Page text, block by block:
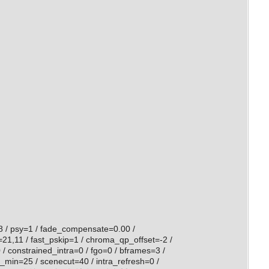
/ psy=1 / fade_compensate=0.00 /
/ fast_pskip=1 / chroma_qp_offset=-2 /
constrained_intra=0 / fgo=0 / bframes=3 /
/ scenecut=40 / intra_refresh=0 /